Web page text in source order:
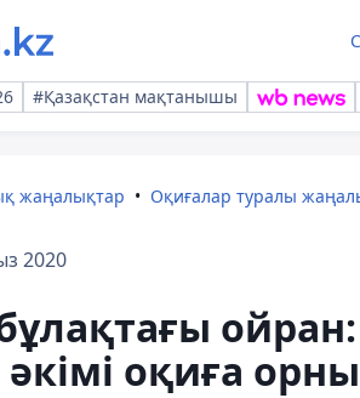
#Қазақстан мақтанышы
жаңалықтар Оқиғалар туралы
2020
оқиға